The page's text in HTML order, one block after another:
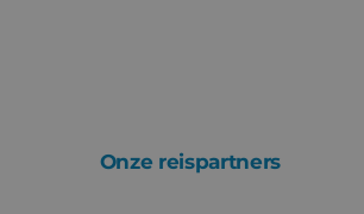
Onze reispartners